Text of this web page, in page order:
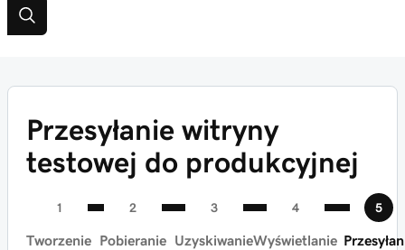
Przesyłanie witryny
testowej do produkcyjnej
Tworzenie
Pobieranie
UzyskiwanieWyświetlanie